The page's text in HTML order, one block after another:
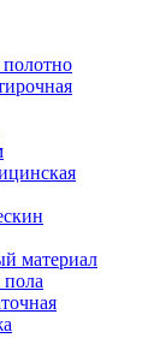
материал
пола